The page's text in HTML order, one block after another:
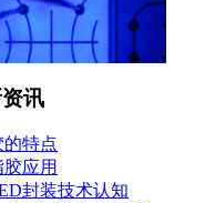
讯
特点
应用
封装技术认知